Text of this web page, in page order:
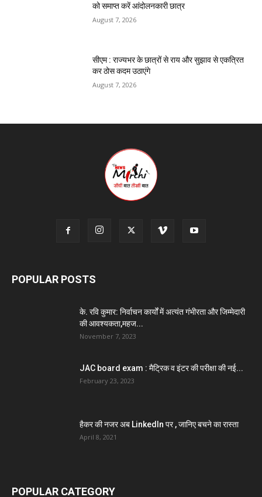
को समाप्त करें आंदोलनकारी छात्र
August 7, 2026
सीएम : राज्यभर के छात्रों से राय और सुझाव से एकत्रित
कर ठोस कदम उठाएंगे
August 7, 2026
POPULAR POSTS
के. रवि कुमार: निर्वाचन कार्यों में अत्यंत गंभीरता और जिम्मेदारी
की आवश्यकता,महज...
November 7, 2023
JAC board exam : मैट्रिक व इंटर की परीक्षा की नई...
February 23, 2023
हैकर की नजर अब LinkedIn पर , जानिए बचने का रास्ता
April 8, 2021
POPULAR CATEGORY